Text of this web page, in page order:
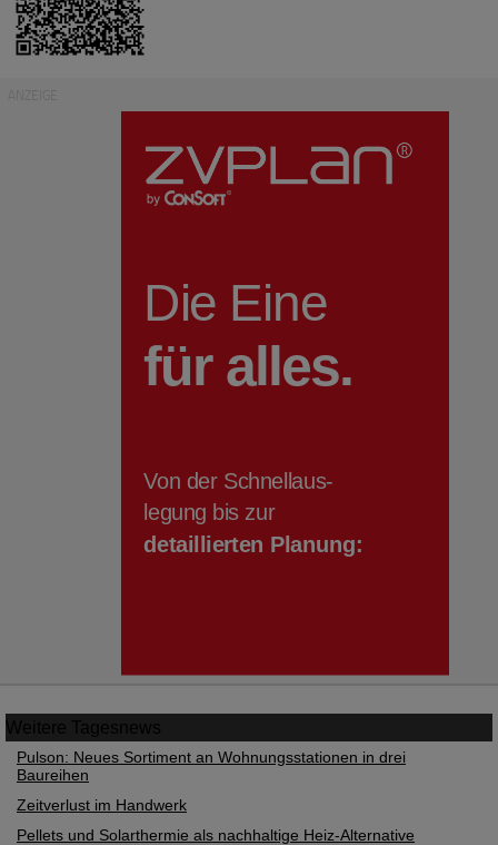
Weitere Tagesnews
Pulson: Neues Sortiment an Wohnungsstationen in drei
Baureihen
Zeitverlust im Handwerk
Pellets und Solarthermie als nachhaltige Heiz-Alternative